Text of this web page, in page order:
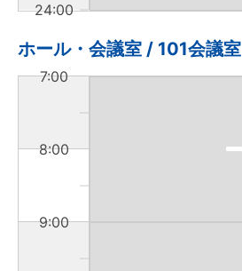
24:00
ホール・会議室 / 101会議室
7:00
8:00
9:00